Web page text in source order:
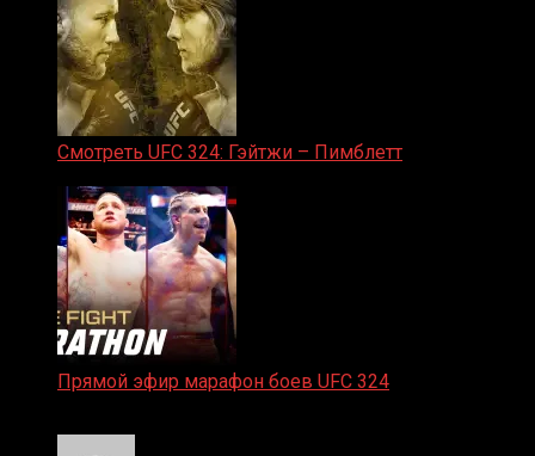
Смотреть UFC 324: Гэйтжи – Пимблетт
Прямой эфир марафон боев UFC 324